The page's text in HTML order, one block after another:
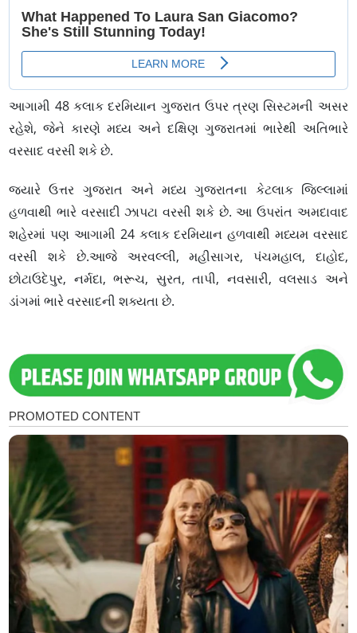
આગામી 48 કલાક દરમિયાન ગુજરાત ઉપર ત્રણ સિસ્ટમની અસર
રહેશે, જેને કારણે મધ્ય અને દક્ષિણ ગુજરાતમાં ભારેથી અતિભારે
વરસાદ વરસી શકે છે.
જ્યારે ઉત્તર ગુજરાત અને મધ્ય ગુજરાતના કેટલાક જિલ્લામાં
હળવાથી ભારે વરસાદી ઝાપટા વરસી શકે છે. આ ઉપરાંત અમદાવાદ
શહેરમાં પણ આગામી 24 કલાક દરમિયાન હળવાથી મધ્યમ વરસાદ
વરસી શકે છે.આજે અરવલ્લી, મહીસાગર, પંચમહાલ, દાહોદ,
છોટાઉદેપુર, નર્મદા, ભરૂચ, સુરત, તાપી, નવસારી, વલસાડ અને
ડાંગમાં ભારે વરસાદની શક્યતા છે.